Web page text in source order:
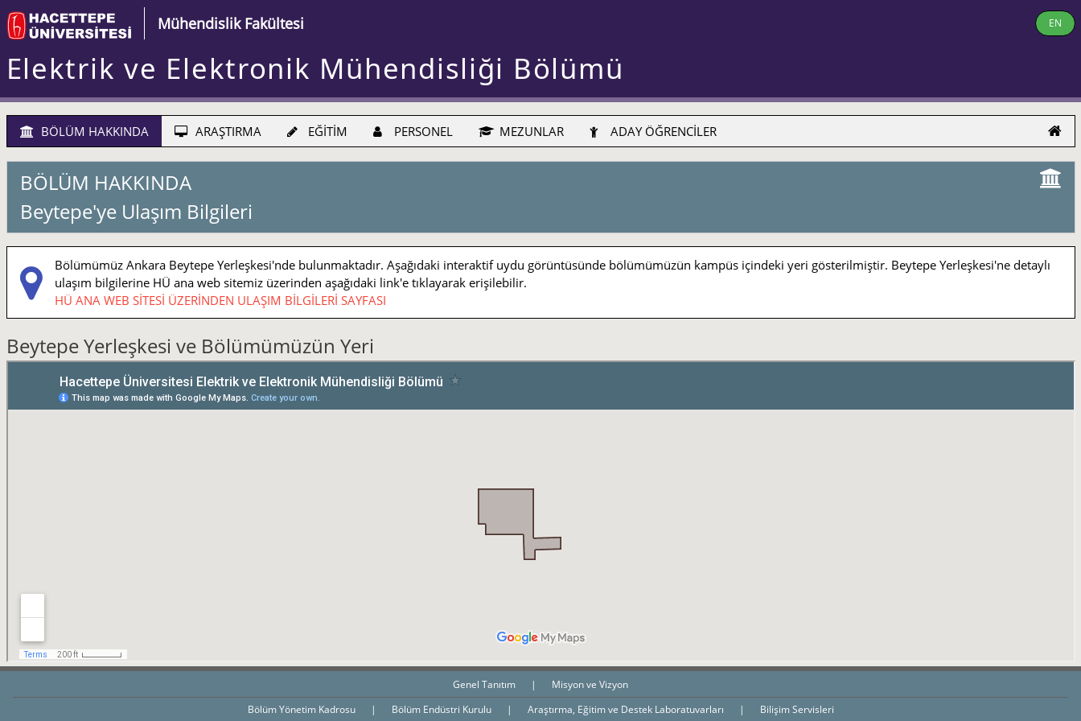
Mühendislik Fakültesi EN
Elektrik ve Elektronik Mühendisliği Bölümü
BÖLÜM HAKKINDA ARAŞTIRMA EĞİTİM PERSONEL MEZUNLAR ADAY ÖĞRENCİLER
BÖLÜM HAKKINDA
Beytepe'ye Ulaşım Bilgileri
Bölümümüz Ankara Beytepe Yerleşkesi'nde bulunmaktadır. Aşağıdaki interaktif uydu görüntüsünde bölümümüzün kampüs içindeki yeri gösterilmiştir. Beytepe Yerleşkesi'ne detaylı
ulaşım bilgilerine HÜ ana web sitemiz üzerinden aşağıdaki link'e tıklayarak erişilebilir.
HÜ ANA WEB SİTESİ ÜZERİNDEN ULAŞIM BİLGİLERİ SAYFASI
Beytepe Yerleşkesi ve Bölümümüzün Yeri
Genel Tanıtım |
Misyon ve Vizyon
Bölüm Yönetim Kadrosu
| Bölüm Endüstri Kurulu | Araştırma, Eğitim ve Destek Laboratuvarları | Bilişim Servisleri